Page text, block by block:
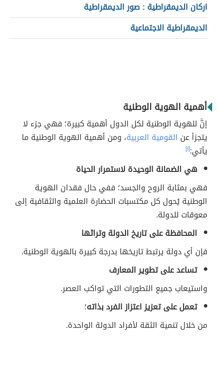
اركان الديمقراطية : صور الديمقراطية
الديمقراطية الاجتماعية
أهمية الهوية الوطنية
إنَّ للهوية الوطنية لكل الدول أهمية كبيرة؛ فهي جزء لا
يتجزأ عن القومية العربية، ومن أهمية الهوية الوطنية ما
يأتي:[١]
هي الضمانة الوحيدة لاستمرار الحياة
فهي بمثابة الروح والجسد؛ ففي حال فقدان الهوية
الوطنية يُحول كل مكتسبات الحضارة العلمية والثقافية إلى
معوقات للدولة.
المحافظة على تاريخ الدولة وتراثها
فإن أي دولة يرتبط تاريخها بدرجة كبيرة بالهوية الوطنية.
تساعد على تطوير المعارف
واستيعاب جميع التطورات التي تواكب العصر.
تعمل على تعزيز اعتزاز الفرد بذاته؛
من خلال تنمية الثقة لأفراد الدولة الواحدة.